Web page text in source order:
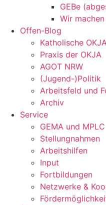
GEBe
Wir
Offen-Blog
Katholische
Praxis der OKJA
AGOT NRW
(Jugend-)Politik
Arbeitsfeld und
Archiv
Service
GEMA und MPLC
Stellungnahmen
Arbeitshilfen
Input
Fortbildungen
Netzwerke &